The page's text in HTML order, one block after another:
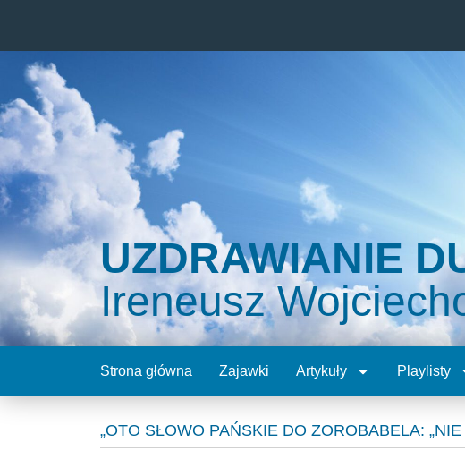
UZDRAWIANIE
Ireneusz
Strona główna Zajawki Artykuły Playlisty
„OTO SŁOWO PAŃSKIE DO ZOROBABELA: